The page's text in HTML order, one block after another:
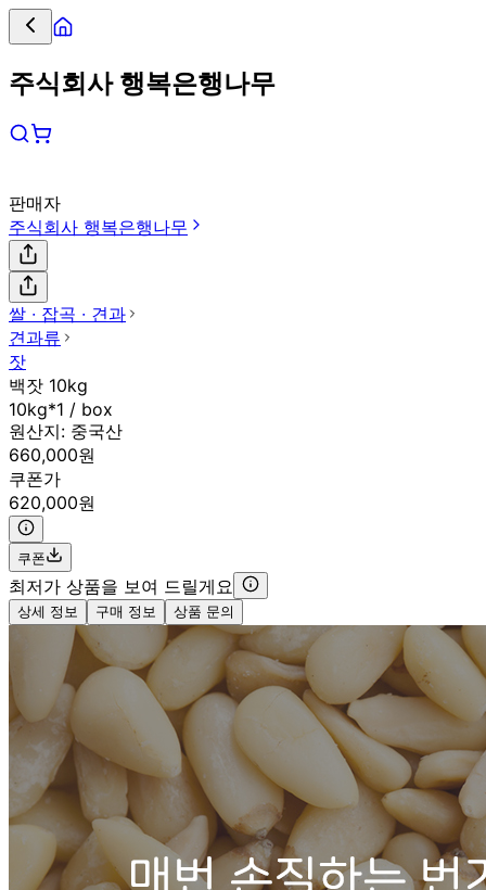
주식회사 행복은행나무
판매자
주식회사 행복은행나무
쌀 ∙ 잡곡 ∙ 견과
견과류
잣
백잣 10kg
10kg*1 / box
원산지: 중국산
660,000원
쿠폰가
620,000원
쿠폰
최저가 상품을 보여 드릴게요
상세 정보 구매 정보 상품 문의